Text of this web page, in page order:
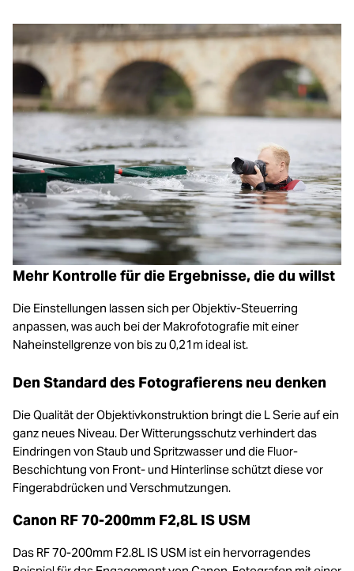
Mehr Kontrolle für die Ergebnisse, die du willst
Die Einstellungen lassen sich per Objektiv-Steuerring
anpassen, was auch bei der Makrofotografie mit einer
Naheinstellgrenze von bis zu 0,21m ideal ist.
Den Standard des Fotografierens neu denken
Die Qualität der Objektivkonstruktion bringt die L Serie auf ein
ganz neues Niveau. Der Witterungsschutz verhindert das
Eindringen von Staub und Spritzwasser und die Fluor-
Beschichtung von Front- und Hinterlinse schützt diese vor
Fingerabdrücken und Verschmutzungen.
Canon RF 70-200mm F2,8L IS USM
Das RF 70-200mm F2.8L IS USM ist ein hervorragendes